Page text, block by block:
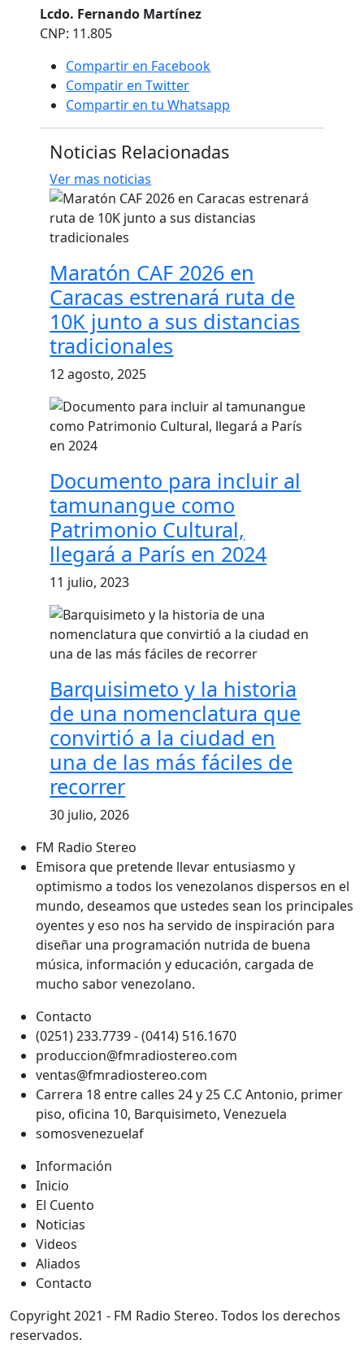
Lcdo. Fernando Martínez
CNP: 11.805
Compartir en Facebook
Compatir en Twitter
Compartir en tu Whatsapp
Noticias Relacionadas
Ver mas noticias
Maratón CAF 2026 en
Caracas estrenará ruta de
10K junto a sus distancias
tradicionales
12 agosto, 2025
Documento para incluir al
tamunangue como
Patrimonio Cultural,
llegará a París en 2024
11 julio, 2023
Barquisimeto y la historia
de una nomenclatura que
convirtió a la ciudad en
una de las más fáciles de
recorrer
30 julio, 2026
FM Radio Stereo
Emisora que pretende llevar entusiasmo y
optimismo a todos los venezolanos dispersos en el
mundo, deseamos que ustedes sean los principales
oyentes y eso nos ha servido de inspiración para
diseñar una programación nutrida de buena
música, información y educación, cargada de
mucho sabor venezolano.
Contacto
(0251) 233.7739 - (0414) 516.1670
produccion@fmradiostereo.com
ventas@fmradiostereo.com
Carrera 18 entre calles 24 y 25 C.C Antonio, primer
piso, oficina 10, Barquisimeto, Venezuela
somosvenezuelaf
Información
Inicio
El Cuento
Noticias
Videos
Aliados
Contacto
Copyright 2021 - FM Radio Stereo. Todos los derechos
reservados.